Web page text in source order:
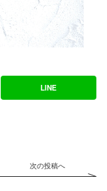
LINE
次の投稿へ